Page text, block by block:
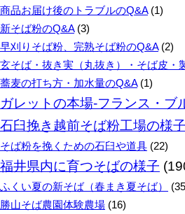
商品お届け後のトラブルのQ&A(1)
新そば粉のQ&A(3)
早刈りそば粉、完熟そば粉のQ&A(2)
玄そば・抜き実（丸抜き）・そば皮・
蕎麦の打ち方・加水量のQ&A(1)
ガレットの本場‐フランス・ブ
石臼挽き越前そば粉工場の様子
そば粉を挽くための石臼や道具 (22)
福井県内に育つそばの様子
ふくい夏の新そば（春まき夏そば）
勝山そば農園体験農場 (16)